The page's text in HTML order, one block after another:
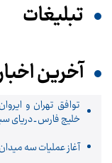
تبلیغات
آخرین
توافق تهران و
خلیج فارس ـ دریای
آغاز عملیات سه